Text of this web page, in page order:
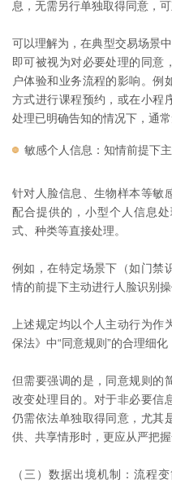
息，无需另行单独取得同意，
可以理解为，在典型交易场景
即可被视为对必要处理的同意
户体验和业务流程的影响。例
方式进行课程预约，或在小程
处理已明确告知的情况下，通常
敏感个人信息：知情前提下
针对人脸信息、生物样本等敏
配合提供的，小型个人信息
式、种类等直接处理。
例如，在特定场景下（如门禁
情的前提下主动进行人脸识别
上述规定均以个人主动行为
保法》中“同意规则”的合理细化
但需要强调的是，同意规则的
改变处理目的。对于非必要信
仍需依法单独取得同意，尤其
供、共享情形时，更应从严把握
（三）数据出境机制：流程